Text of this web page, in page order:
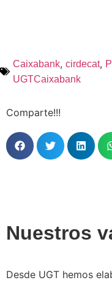
Caixabank, cirdecat,
UGTCaixabank
Comparte!!!
Nuestros
Desde UGT hemos